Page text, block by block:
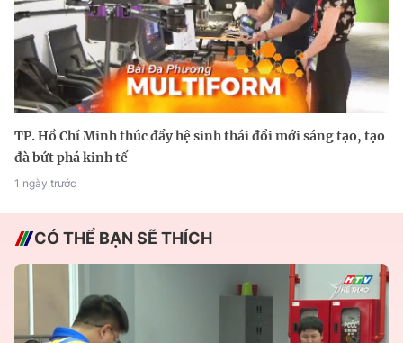
TP. Hồ Chí Minh thúc đẩy hệ sinh thái đổi mới sáng tạo, tạo
đà bứt phá kinh tế
1 ngày trước
CÓ THỂ BẠN SẼ THÍCH